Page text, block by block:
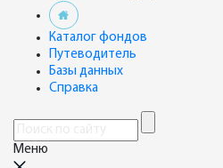
Каталог фондов
Путеводитель
Базы данных
Справка
Меню